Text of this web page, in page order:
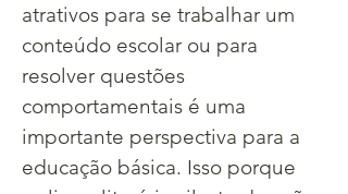
atrativos para se trabalhar um
conteúdo escolar ou para
resolver questões
comportamentais é uma
importante perspectiva para a
educação básica. Isso porque